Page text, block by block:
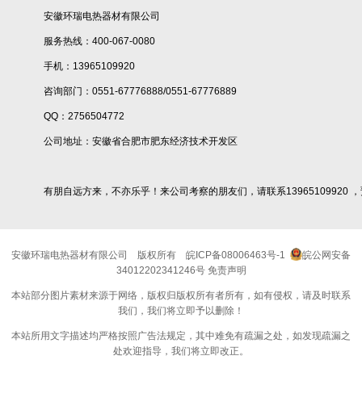
安徽环瑞电热器材有限公司
服务热线：400-067-0080
手机：13965109920
咨询部门：0551-67776888/0551-67776889
QQ：2756504772
公司地址：安徽省合肥市肥东经济技术开发区
有朋自远方来，不亦乐乎！来公司考察的朋友们，请联系13965109920
安徽环瑞电热器材有限公司 版权所有 皖ICP备08006463号-1
皖公网安备
34012202341246号 免责声明
本站部分图片素材来源于网络，版权归版权所有者所有，如有侵权，请及时联系
我们，我们将立即予以删除！
本站所用文字描述均严格按照广告法规定，其中难免有疏漏之处，如发现疏漏之
处欢迎指导，我们将立即改正。